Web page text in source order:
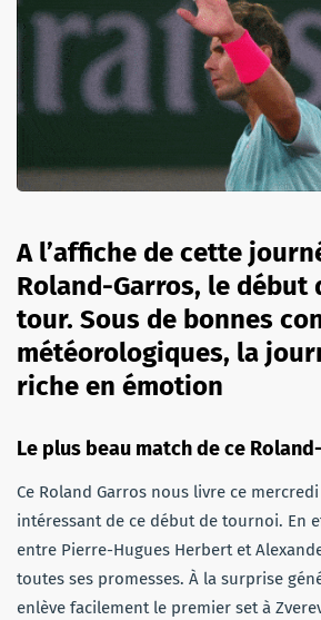
A l’affiche de cette
Roland-Garros, le début
tour. Sous de bonnes
météorologiques, la
riche en émotion
Le plus beau match de ce
Ce Roland Garros nous livre ce
intéressant de ce début de tournoi. En
entre Pierre-Hugues Herbert et
toutes ses promesses. À la surprise
enlève facilement le premier set à